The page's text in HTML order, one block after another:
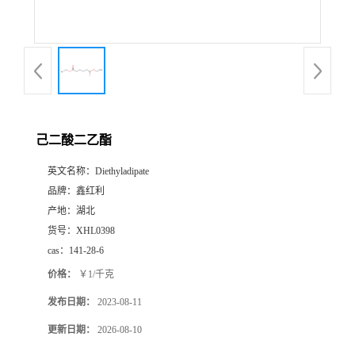
己二酸二乙酯
英文名称： Diethyladipate
品牌： 鑫红利
产地： 湖北
货号： XHL0398
cas： 141-28-6
价格： ￥1/千克
发布日期： 2023-08-11
更新日期： 2026-08-10